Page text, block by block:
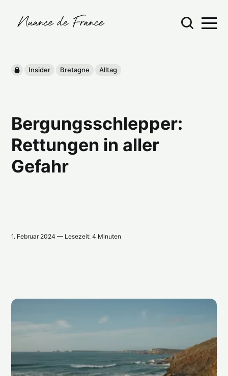
Insider Bretagne Alltag
Bergungsschlepper:
Rettungen in aller
Gefahr
1. Februar 2024 — Lesezeit: 4 Minuten